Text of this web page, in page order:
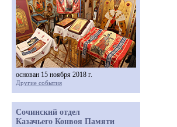
основан 15 ноября 2018 г.
Другие события
Сочинский отдел
Казачьего Конвоя Памяти